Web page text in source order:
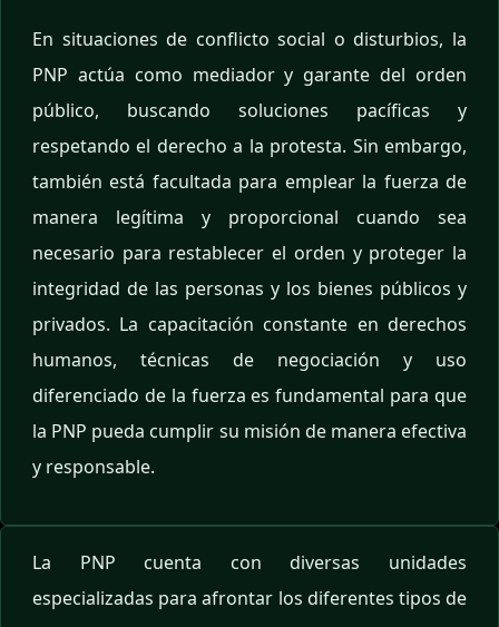
En situaciones de conflicto social o disturbios, la
PNP actúa como mediador y garante del orden
público, buscando soluciones pacíficas y
respetando el derecho a la protesta. Sin embargo,
también está facultada para emplear la fuerza de
manera legítima y proporcional cuando sea
necesario para restablecer el orden y proteger la
integridad de las personas y los bienes públicos y
privados. La capacitación constante en derechos
humanos, técnicas de negociación y uso
diferenciado de la fuerza es fundamental para que
la PNP pueda cumplir su misión de manera efectiva
y responsable.
La PNP cuenta con diversas unidades
especializadas para afrontar los diferentes tipos de